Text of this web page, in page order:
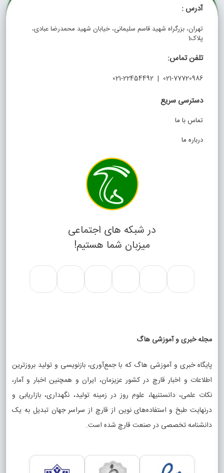
آدرس :
تهران، بزرگراه شهید قاسم سلیمانی، خیابان شهید محمدرضا عبادی،
پلاک1
تلفن تماس:
021-77720986 | 021-22454492
دسترسی سریع
تماس با ما
درباره ما
در شبکه های اجتماعی
میزبان شما هستیم!
مجله خبری و آموزشی هاگ
پایگاه خبری و آموزشی هاگ که با جمع‌آوری، بازنویسی و تولید بروزترین
اطلاعات و اخبار قارچ در کشور عزیزمان، ایران و همچنین اخبار و آمار،
نکات علمی، دانستنیها، علوم روز در زمینه تولید، نگهداری، بازاریابی و
درنهایت طبخ و استفاده‌های نوین از قارچ از سراسر جهان تبدیل به یک
دانشنامه تخصصی در صنعت قارچ شده است.